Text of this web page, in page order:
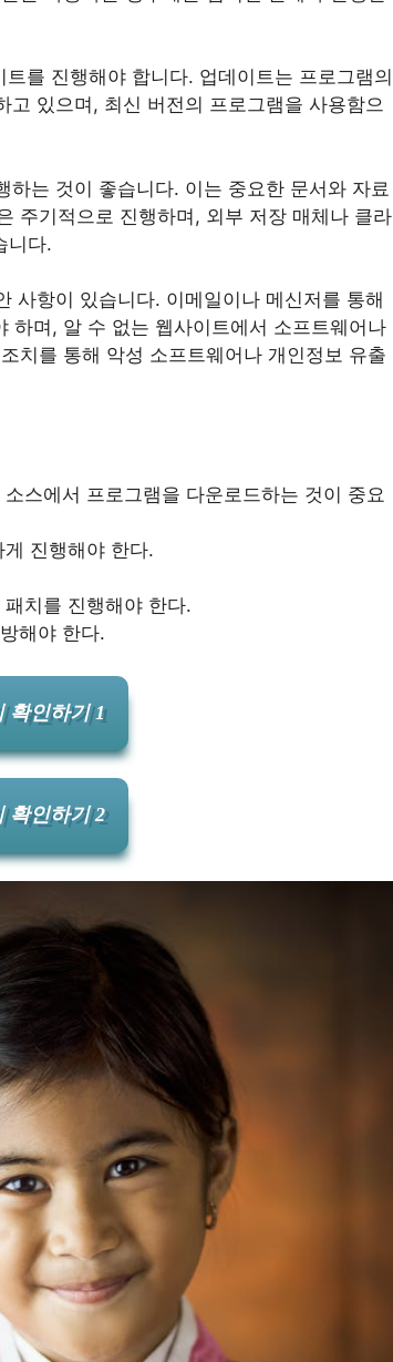
를 진행해야 합니다. 업데이트는 프로그램의
있으며, 최신 버전의 프로그램을 사용함으
는 것이 좋습니다. 이는 중요한 문서와 자료
주기적으로 진행하며, 외부 저장 매체나 클라
니다.
사항이 있습니다. 이메일이나 메신저를 통해
하며, 알 수 없는 웹사이트에서 소프트웨어나
치를 통해 악성 소프트웨어나 개인정보 유출
스에서 프로그램을 다운로드하는 것이 중요
진행해야 한다.
치를 진행해야 한다.
해야 한다.
확인하기 1
확인하기 2